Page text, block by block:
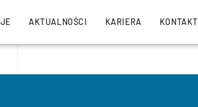
AKTUALNOŚCI KARIERA KONTAKT